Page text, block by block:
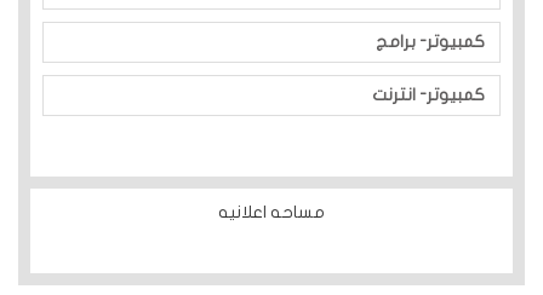
كمبيوتر- برامج
كمبيوتر- انترنت
مساحه اعلانيه